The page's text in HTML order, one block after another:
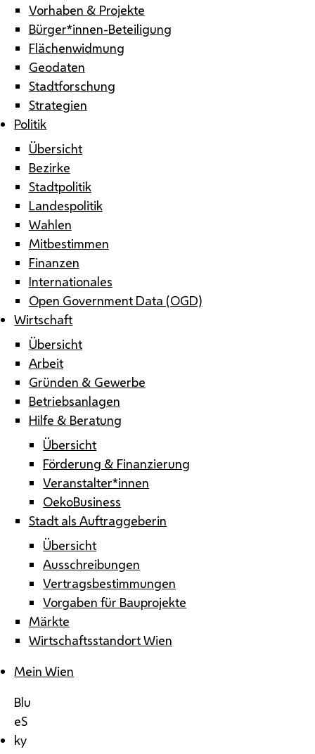
Vorhaben & Projekte
Bürger*innen-Beteiligung
Flächenwidmung
Geodaten
Stadtforschung
Strategien
Politik
Übersicht
Bezirke
Stadtpolitik
Landespolitik
Wahlen
Mitbestimmen
Finanzen
Internationales
Open Government Data (OGD)
Wirtschaft
Übersicht
Arbeit
Gründen & Gewerbe
Betriebsanlagen
Hilfe & Beratung
Übersicht
Förderung & Finanzierung
Veranstalter*innen
OekoBusiness
Stadt als Auftraggeberin
Übersicht
Ausschreibungen
Vertragsbestimmungen
Vorgaben für Bauprojekte
Märkte
Wirtschaftsstandort Wien
Mein Wien
Blu
eS
ky